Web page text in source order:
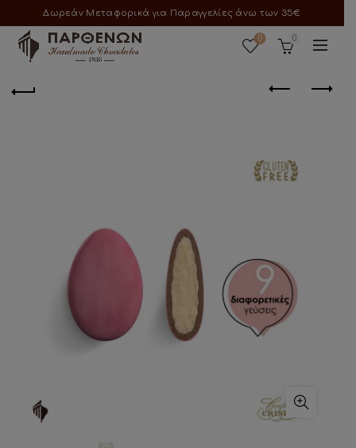
Δωρεάν Μεταφορικά για Παραγγελίες άνω των 35€
0 0